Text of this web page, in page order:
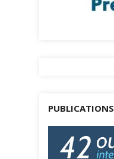
PUBLICATIONS